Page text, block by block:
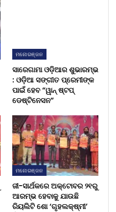
ମନୋରଞ୍ଜନ
ସାରେଗାମା ଓଡ଼ିଆର ଶୁଭାରମ୍ଭ
: ଓଡ଼ିଆ ସଙ୍ଗୀତ ପ୍ରେମୀଙ୍କ
ପାଇଁ ହେବ “ୱାନ୍ ଷ୍ଟପ୍
ଡେଷ୍ଟିନେସନ”
ମନୋରଞ୍ଜନ
ଜୀ-ସାର୍ଥକରେ ଅକ୍ଟୋବର ୨୧ରୁ
ଆରମ୍ଭ ହେବାକୁ ଯାଉଛି
ରିୟଲିଟି ଶୋ ‘ଗୃହଲକ୍ଷ୍ମୀ’